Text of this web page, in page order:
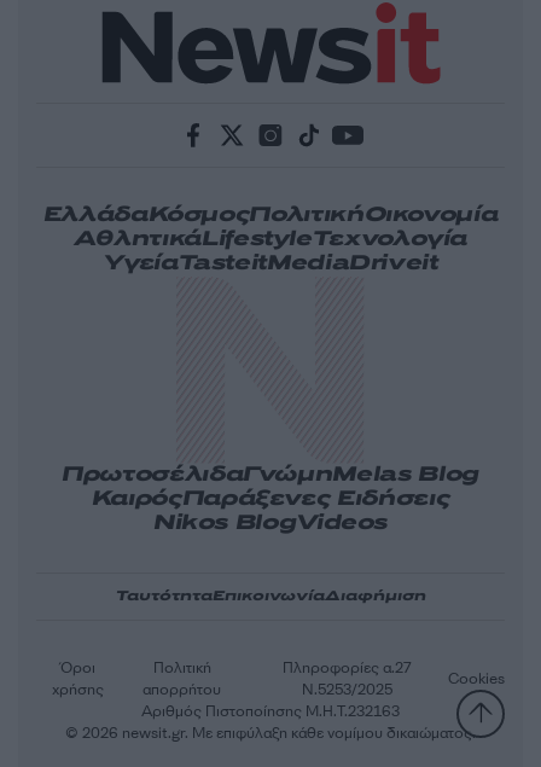
ΕλλάδαΚόσμοςΠολιτικήΟικονομία
ΑθλητικάLifestyleΤεχνολογία
ΥγείαTasteitMediaDriveit
ΠρωτοσέλιδαΓνώμηMelas Blog
ΚαιρόςΠαράξενες Ειδήσεις
Nikos BlogVideos
ΤαυτότηταΕπικοινωνίαΔιαφήμιση
Αριθμός Πιστοποίησης Μ.Η.Τ.232163
Όροι
χρήσης
Πολιτική
απορρήτου
Πληροφορίες α.27
Ν.5253/2025
Cookies
© 2026 newsit.gr. Με επιφύλαξη κάθε νομίμου δικαιώματος.